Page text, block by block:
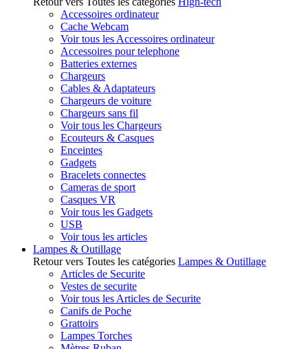
Accessoires ordinateur
Cache Webcam
Voir tous les Accessoires ordinateur
Accessoires pour telephone
Batteries externes
Chargeurs
Cables & Adaptateurs
Chargeurs de voiture
Chargeurs sans fil
Voir tous les Chargeurs
Ecouteurs & Casques
Enceintes
Gadgets
Bracelets connectes
Cameras de sport
Casques VR
Voir tous les Gadgets
USB
Voir tous les articles
Lampes & Outillage
Retour vers Toutes les catégories Lampes & Outillage
Articles de Securite
Vestes de securite
Voir tous les Articles de Securite
Canifs de Poche
Grattoirs
Lampes Torches